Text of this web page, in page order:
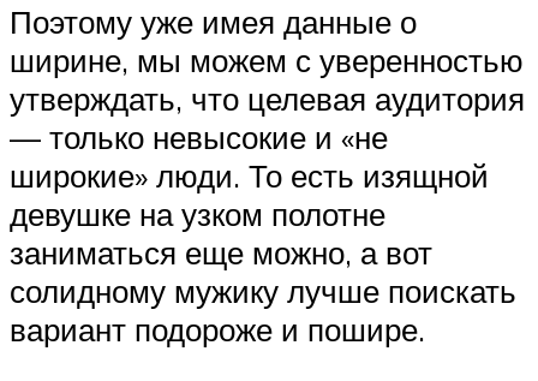
Поэтому уже имея данные о
ширине, мы можем с уверенностью
утверждать, что целевая аудитория
— только невысокие и «не
широкие» люди. То есть изящной
девушке на узком полотне
заниматься еще можно, а вот
солидному мужику лучше поискать
вариант подороже и пошире.